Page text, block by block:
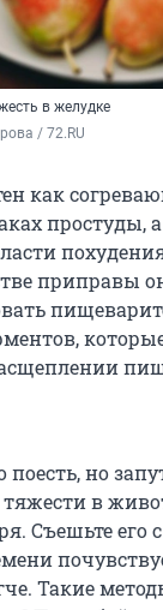
в желудке
/ 72.RU
как
простуды,
приправы
но
в
Съешьте его
Такие